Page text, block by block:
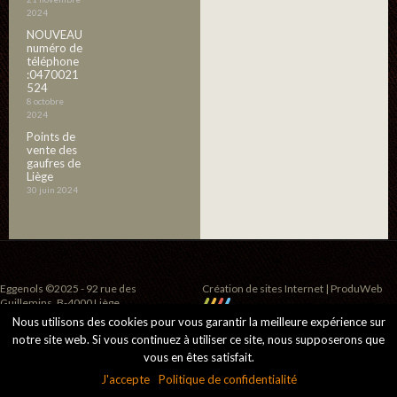
2024
NOUVEAU
numéro de
téléphone
:0470021
524
8 octobre
2024
Points de
vente des
gaufres de
Liège
30 juin 2024
Eggenols ©2025 - 92 rue des
Guillemins, B-4000 Liège
Création de sites Internet | ProduWeb
Nous utilisons des cookies pour vous garantir la meilleure expérience sur
notre site web. Si vous continuez à utiliser ce site, nous supposerons que
vous en êtes satisfait.
J'accepte
Politique de confidentialité